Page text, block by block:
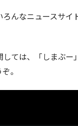
んなニュースサイ
ては、「しまぶー
。